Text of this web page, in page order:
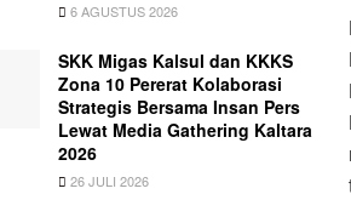
6 AGUSTUS 2026
SKK Migas Kalsul dan KKKS
Zona 10 Pererat Kolaborasi
Strategis Bersama Insan Pers
Lewat Media Gathering Kaltara
2026
26 JULI 2026